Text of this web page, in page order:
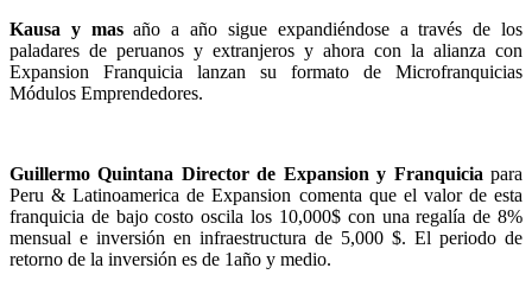
Kausa y masaño a año sigue expandiéndose a través de los
paladares de peruanos y extranjeros y ahora con la alianza con
Expansion Franquicia lanzan su formato de Microfranquicias
Módulos Emprendedores.
Guillermo Quintana Director de Expansion y Franquicia para
Peru & Latinoamerica de Expansion comenta que el valor de esta
franquicia de bajo costo oscila los 10,000$ con una regalía de 8%
mensual e inversión en infraestructura de 5,000 $. El periodo de
retorno de la inversión es de 1año y medio.